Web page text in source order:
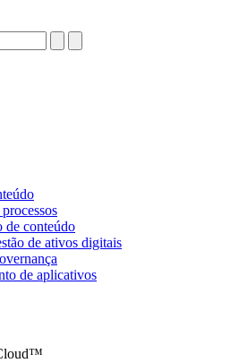
de conteúdo
de ativos digitais
de aplicativos